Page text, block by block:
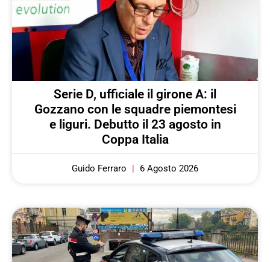
Serie D, ufficiale il girone A: il
Gozzano con le squadre piemontesi
e liguri. Debutto il 23 agosto in
Coppa Italia
Guido Ferraro 6 Agosto 2026